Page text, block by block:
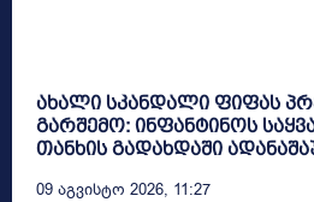
ახალი სკანდალი ფიფას
გარშემო: ინფანტინოს
თანხის გადახდაში
09 Აგვისტო 2026, 11:27